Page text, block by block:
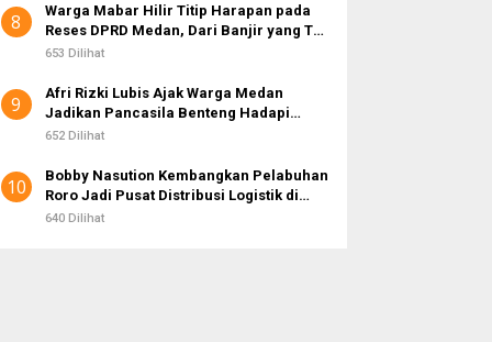
8
Warga Mabar Hilir Titip Harapan pada
Reses DPRD Medan, Dari Banjir yang Tak
Kunjung Surut hingga Layanan IKD
653 Dilihat
9
Afri Rizki Lubis Ajak Warga Medan
Jadikan Pancasila Benteng Hadapi
Hoaks dan Perpecahan di Era Digital
652 Dilihat
10
Bobby Nasution Kembangkan Pelabuhan
Roro Jadi Pusat Distribusi Logistik di
Kepulauan Nias
640 Dilihat